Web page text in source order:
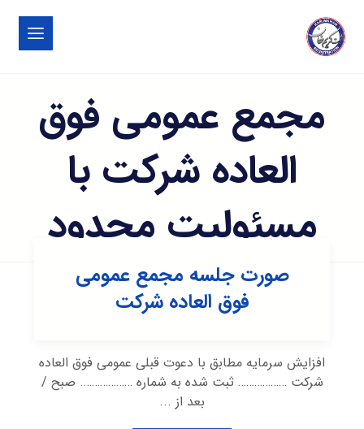
مجمع عمومی فوق
العاده شرکت با
مسئولیت محدود
صورت جلسه مجمع عمومی
فوق العاده شرکت
افزایش سرمایه مطابق با دعوت قبلی عمومی فوق العاده
شرکت ……………… ثبت شده به شماره ………………. صبح /
بعد از ...